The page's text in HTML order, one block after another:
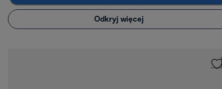
Odkryj więcej